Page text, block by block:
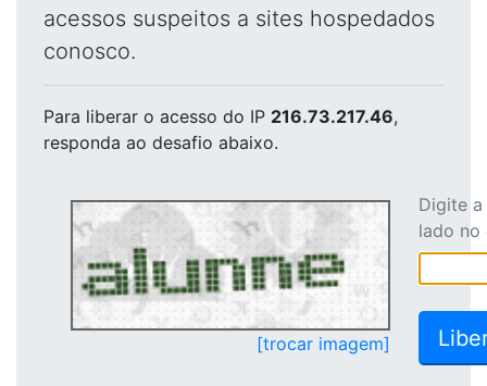
acessos suspeitos a sites hospedados
conosco.
Para liberar o acesso do IP 216.73.217.46,
responda ao desafio abaixo.
[trocar imagem]
Digite
lado no